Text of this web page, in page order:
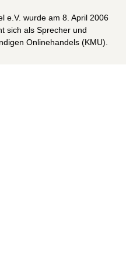
e.V. wurde am 8. April 2006
sich als Sprecher und
Onlinehandels (KMU).